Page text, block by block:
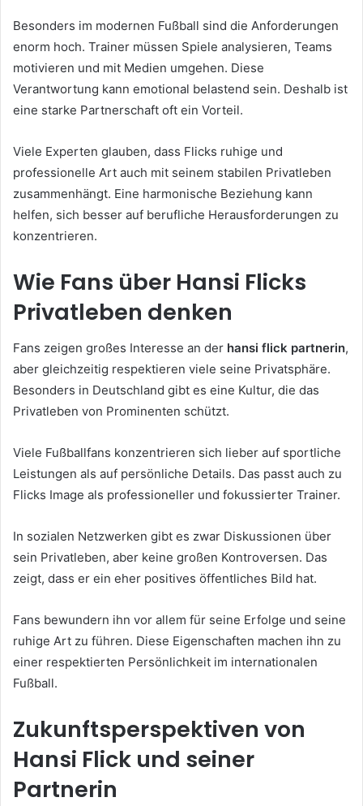
Besonders im modernen Fußball sind die Anforderungen
enorm hoch. Trainer müssen Spiele analysieren, Teams
motivieren und mit Medien umgehen. Diese
Verantwortung kann emotional belastend sein. Deshalb ist
eine starke Partnerschaft oft ein Vorteil.
Viele Experten glauben, dass Flicks ruhige und
professionelle Art auch mit seinem stabilen Privatleben
zusammenhängt. Eine harmonische Beziehung kann
helfen, sich besser auf berufliche Herausforderungen zu
konzentrieren.
Wie Fans über Hansi Flicks
Privatleben denken
Fans zeigen großes Interesse an der hansi flick partnerin,
aber gleichzeitig respektieren viele seine Privatsphäre.
Besonders in Deutschland gibt es eine Kultur, die das
Privatleben von Prominenten schützt.
Viele Fußballfans konzentrieren sich lieber auf sportliche
Leistungen als auf persönliche Details. Das passt auch zu
Flicks Image als professioneller und fokussierter Trainer.
In sozialen Netzwerken gibt es zwar Diskussionen über
sein Privatleben, aber keine großen Kontroversen. Das
zeigt, dass er ein eher positives öffentliches Bild hat.
Fans bewundern ihn vor allem für seine Erfolge und seine
ruhige Art zu führen. Diese Eigenschaften machen ihn zu
einer respektierten Persönlichkeit im internationalen
Fußball.
Zukunftsperspektiven von
Hansi Flick und seiner
Partnerin